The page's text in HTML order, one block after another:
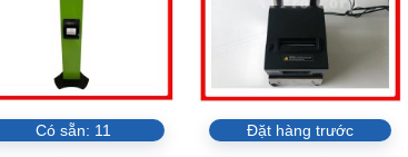
Có sẵn: 11 Đặt hàng trước